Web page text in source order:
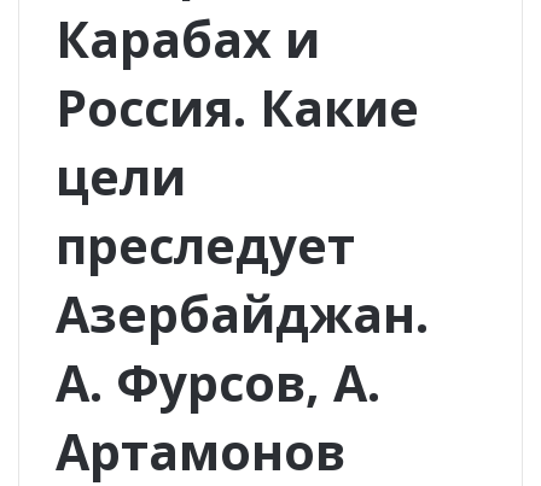
Карабах и
Россия. Какие
цели
преследует
Азербайджан.
А. Фурсов, А.
Артамонов